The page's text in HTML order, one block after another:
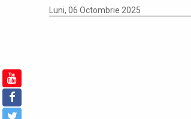
Luni, 06 Octombrie 2025